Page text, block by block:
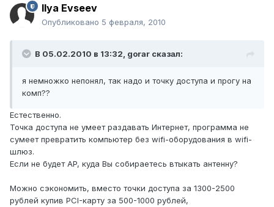
Ilya Evseev
Опубликовано 5 февраля, 2010
В 05.02.2010 в 13:32, gorar сказал:
я немножко непонял, так надо и точку доступа и прогу на
комп??
Естественно.
Точка доступа не умеет раздавать Интернет, программа не
сумеет превратить компьютер без wifi-оборудования в wifi-
шлюз.
Если не будет AP, куда Вы собираетесь втыкать антенну?
Можно сэкономить, вместо точки доступа за 1300-2500
рублей купив PCI-карту за 500-1000 рублей,